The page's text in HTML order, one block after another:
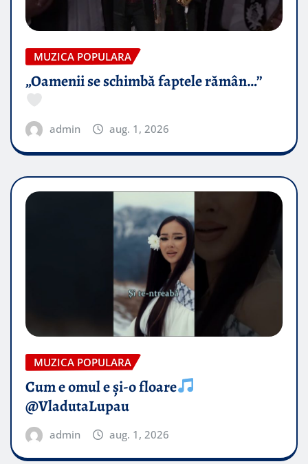
MUZICA POPULARA
„Oamenii se schimbă faptele rămân…”
admin aug. 1, 2026
MUZICA POPULARA
Cum e omul e și-o floare
@VladutaLupau
admin aug. 1, 2026